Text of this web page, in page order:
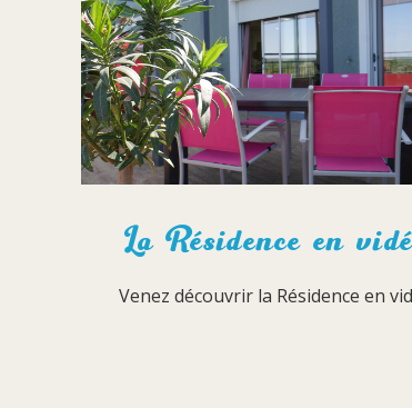
La Résidence en
Venez découvrir la Résidence en